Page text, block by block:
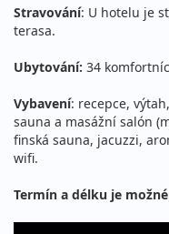
15.10. -
čtvrtek - neděle
18.10. -
neděle - neděle
cena
22.10. -
Stravování: U hotelu je
terasa.
Ubytování: 34
Vybavení: recepce,
sauna a masážní salón
finská sauna, jacuzzi,
wifi.
Termín a délku je